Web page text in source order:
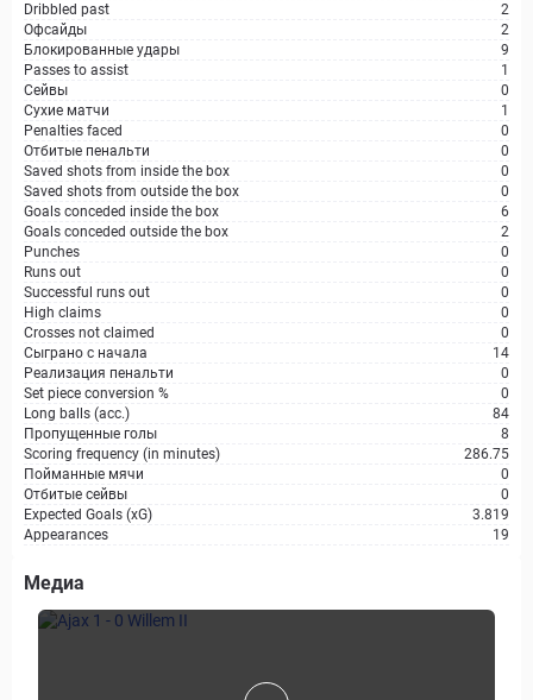
Dribbled past
2
Офсайды
2
Блокированные удары
9
Passes to assist
1
Сейвы
0
Сухие матчи
1
Penalties faced
0
Отбитые пенальти
0
Saved shots from inside the box
0
Saved shots from outside the box
0
Goals conceded inside the box
6
Goals conceded outside the box
2
Punches
0
Runs out
0
Successful runs out
0
High claims
0
Crosses not claimed
0
Сыграно с начала
14
Реализация пенальти
0
Set piece conversion %
0
Long balls (acc.)
84
Пропущенные голы
8
Scoring frequency (in minutes)
286.75
Пойманные мячи
0
Отбитые сейвы
0
Expected Goals (xG)
3.819
Appearances
19
Медиа